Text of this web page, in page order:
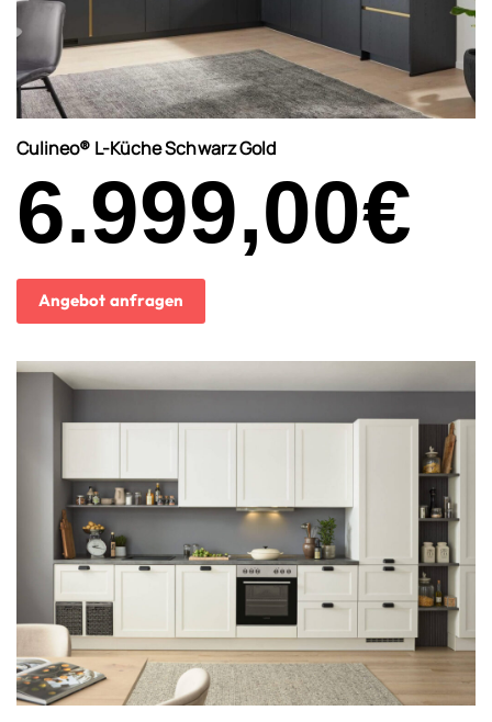
Culineo® L-Küche Schwarz Gold
6.999,00€
Angebot anfragen